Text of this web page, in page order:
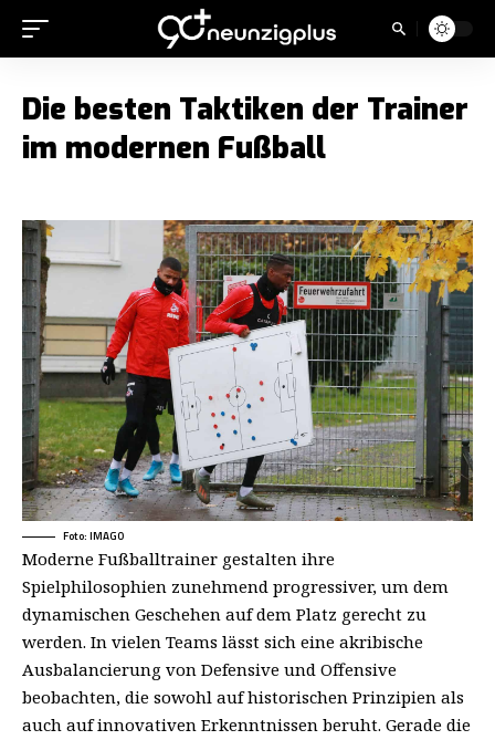
Die besten Taktiken der Trainer
im modernen Fußball
Foto: IMAGO
Moderne Fußballtrainer gestalten ihre
Spielphilosophien zunehmend progressiver, um dem
dynamischen Geschehen auf dem Platz gerecht zu
werden. In vielen Teams lässt sich eine akribische
Ausbalancierung von Defensive und Offensive
beobachten, die sowohl auf historischen Prinzipien als
auch auf innovativen Erkenntnissen beruht. Gerade die